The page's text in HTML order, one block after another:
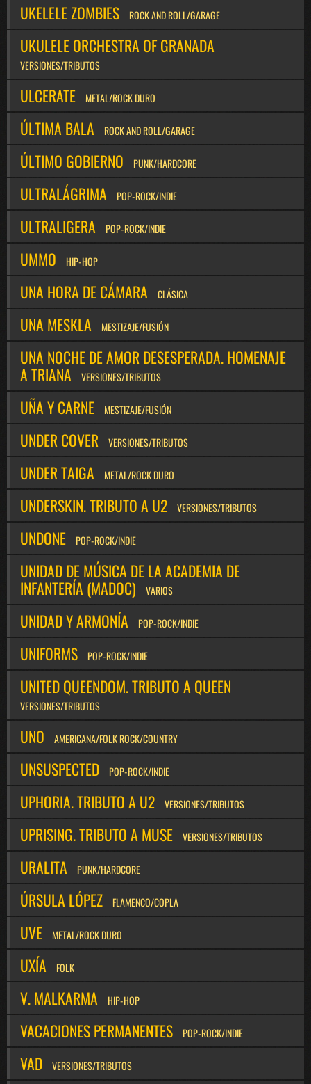
UKELELE ZOMBIES ROCK AND ROLL/GARAGE
UKULELE ORCHESTRA OF GRANADA
VERSIONES/TRIBUTOS
ULCERATE METAL/ROCK DURO
ÚLTIMA BALA ROCK AND ROLL/GARAGE
ÚLTIMO GOBIERNO PUNK/HARDCORE
ULTRALÁGRIMA POP-ROCK/INDIE
ULTRALIGERA POP-ROCK/INDIE
UMMO HIP-HOP
UNA HORA DE CÁMARA CLÁSICA
UNA MESKLA MESTIZAJE/FUSIÓN
UNA NOCHE DE AMOR DESESPERADA. HOMENAJE
A TRIANA VERSIONES/TRIBUTOS
UÑA Y CARNE MESTIZAJE/FUSIÓN
UNDER COVER VERSIONES/TRIBUTOS
UNDER TAIGA METAL/ROCK DURO
UNDERSKIN. TRIBUTO A U2 VERSIONES/TRIBUTOS
UNDONE POP-ROCK/INDIE
UNIDAD DE MÚSICA DE LA ACADEMIA DE
INFANTERÍA (MADOC) VARIOS
UNIDAD Y ARMONÍA POP-ROCK/INDIE
UNIFORMS POP-ROCK/INDIE
UNITED QUEENDOM. TRIBUTO A QUEEN
VERSIONES/TRIBUTOS
UNO AMERICANA/FOLK ROCK/COUNTRY
UNSUSPECTED POP-ROCK/INDIE
UPHORIA. TRIBUTO A U2 VERSIONES/TRIBUTOS
UPRISING. TRIBUTO A MUSE VERSIONES/TRIBUTOS
URALITA PUNK/HARDCORE
ÚRSULA LÓPEZ FLAMENCO/COPLA
UVE METAL/ROCK DURO
UXÍA FOLK
V. MALKARMA HIP-HOP
VACACIONES PERMANENTES POP-ROCK/INDIE
VAD VERSIONES/TRIBUTOS